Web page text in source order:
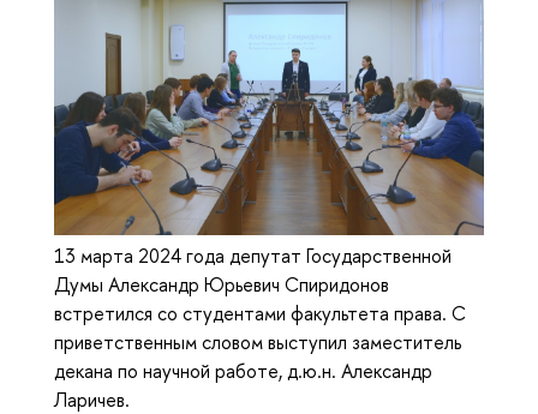
13 марта 2024 года депутат Государственной
Думы Александр Юрьевич Спиридонов
встретился со студентами факультета права. С
приветственным словом выступил заместитель
декана по научной работе, д.ю.н. Александр
Ларичев.